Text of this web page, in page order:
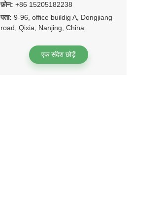
फ़ोन: +86 15205182238
पता: 9-96, office buildig A, Dongjiang
road, Qixia, Nanjing, China
एक संदेश छोड़ें